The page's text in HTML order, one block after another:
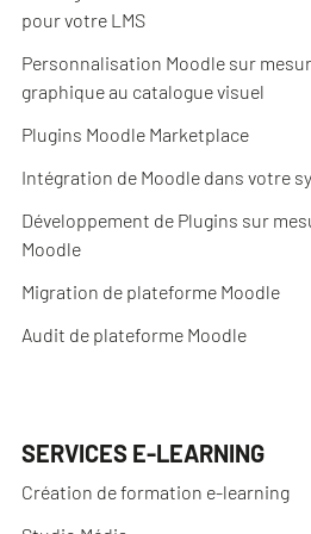
pour votre LMS
Personnalisation Moodle sur
graphique au catalogue visuel
Plugins Moodle Marketplace
Intégration de Moodle dans votre
Développement de Plugins sur
Moodle
Migration de plateforme Moodle
Audit de plateforme Moodle
SERVICES E-LEARNING
Création de formation e-learning